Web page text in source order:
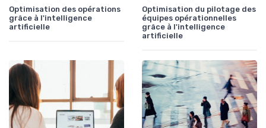
Optimisation des opérations
grâce à l'intelligence
artificielle
Optimisation du pilotage des
équipes opérationnelles
grâce à l'intelligence
artificielle